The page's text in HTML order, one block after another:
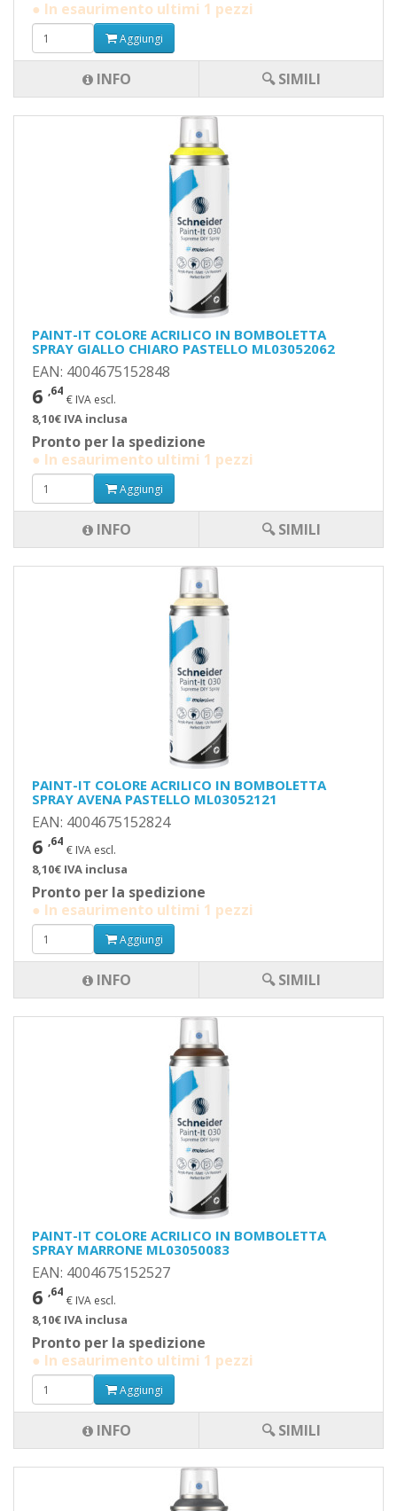
● In esaurimento ultimi 1 pezzi
Aggiungi
INFO 🔍 SIMILI
PAINT-IT COLORE ACRILICO IN BOMBOLETTA
SPRAY GIALLO CHIARO PASTELLO ML03052062
EAN: 4004675152848
6 ,64
€ IVA escl.
8,10€ IVA inclusa
Pronto per la spedizione
● In esaurimento ultimi 1 pezzi
Aggiungi
INFO 🔍 SIMILI
PAINT-IT COLORE ACRILICO IN BOMBOLETTA
SPRAY AVENA PASTELLO ML03052121
EAN: 4004675152824
6 ,64
€ IVA escl.
8,10€ IVA inclusa
Pronto per la spedizione
● In esaurimento ultimi 1 pezzi
Aggiungi
INFO 🔍 SIMILI
PAINT-IT COLORE ACRILICO IN BOMBOLETTA
SPRAY MARRONE ML03050083
EAN: 4004675152527
6 ,64
€ IVA escl.
8,10€ IVA inclusa
Pronto per la spedizione
● In esaurimento ultimi 1 pezzi
Aggiungi
INFO 🔍 SIMILI